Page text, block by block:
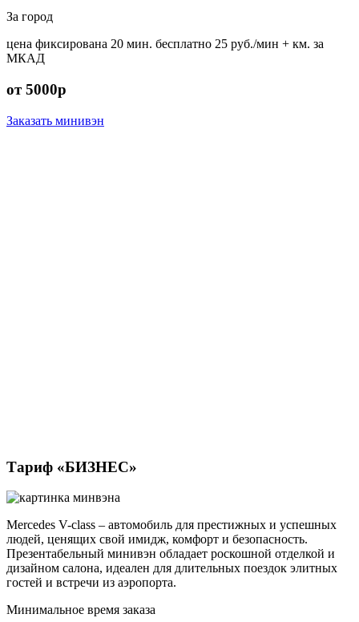
За город
цена фиксирована 20 мин. бесплатно 25 руб./мин + км. за
МКАД
от 5000р
Заказать минивэн
Тариф «БИЗНЕС»
Mercedes V-class – автомобиль для престижных и успешных
людей, ценящих свой имидж, комфорт и безопасность.
Презентабельный минивэн обладает роскошной отделкой и
дизайном салона, идеален для длительных поездок элитных
гостей и встречи из аэропорта.
Минимальное время заказа